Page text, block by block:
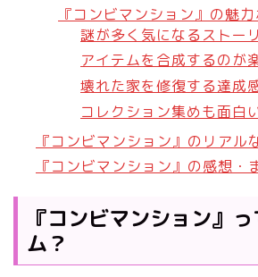
『コンビマンション』の魅
謎が多く気になるストー
アイテムを合成するのが
壊れた家を修復する達成
コレクション集めも面白
『コンビマンション』のリアル
『コンビマンション』の感想・
『コンビマンション』
ム？